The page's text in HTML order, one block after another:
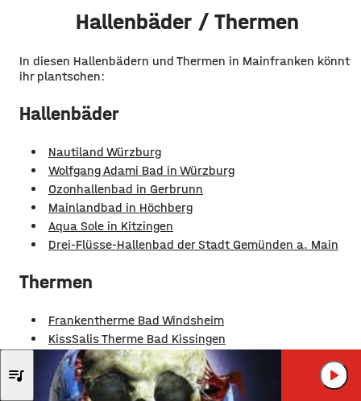
Hallenbäder / Thermen
In diesen Hallenbädern und Thermen in Mainfranken könnt
ihr plantschen:
Hallenbäder
Nautiland Würzburg
Wolfgang Adami Bad in Würzburg
Ozonhallenbad in Gerbrunn
Mainlandbad in Höchberg
Aqua Sole in Kitzingen
Drei-Flüsse-Hallenbad der Stadt Gemünden a. Main
Thermen
Frankentherme Bad Windsheim
KissSalis Therme Bad Kissingen
Solymar Therme Bad Mergentheim
JEAN MICHEL
OXYGENE IV
play_arrow
queue_music